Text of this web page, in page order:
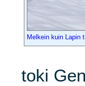
Melkein kuin Lapin
toki